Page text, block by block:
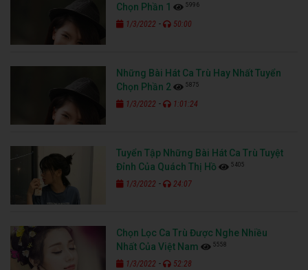
Chọn Phần 1
5996
1/3/2022 - 50:00
Những Bài Hát Ca Trù Hay Nhất Tuyển
Chọn Phần 2
5875
1/3/2022 - 1:01:24
Tuyển Tập Những Bài Hát Ca Trù Tuyệt
Đỉnh Của Quách Thị Hồ
5405
1/3/2022 - 24:07
Chọn Lọc Ca Trù Được Nghe Nhiều
Nhất Của Việt Nam
5558
1/3/2022 - 52:28